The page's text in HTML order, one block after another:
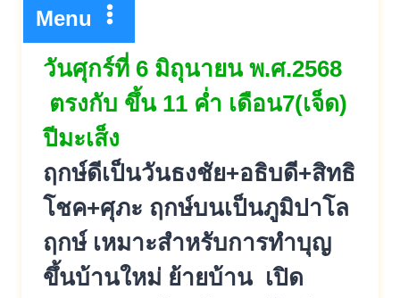
Menu
วันศุกร์ที่ 6 มิถุนายน พ.ศ.2568
ตรงกับ ขึ้น 11 ค่ำ เดือน7(เจ็ด)
ปีมะเส็ง
ฤกษ์ดีเป็นวันธงชัย+อธิบดี+สิทธิ
โชค+ศุภะ ฤกษ์บนเป็นภูมิปาโล
ฤกษ์ เหมาะสำหรับการทำบุญ
ขึ้นบ้านใหม่ ย้ายบ้าน เปิด